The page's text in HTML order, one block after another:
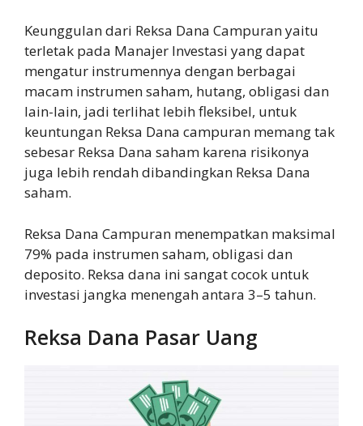
Keunggulan dari Reksa Dana Campuran yaitu
terletak pada Manajer Investasi yang dapat
mengatur instrumennya dengan berbagai
macam instrumen saham, hutang, obligasi dan
lain-lain, jadi terlihat lebih fleksibel, untuk
keuntungan Reksa Dana campuran memang tak
sebesar Reksa Dana saham karena risikonya
juga lebih rendah dibandingkan Reksa Dana
saham.
Reksa Dana Campuran menempatkan maksimal
79% pada instrumen saham, obligasi dan
deposito. Reksa dana ini sangat cocok untuk
investasi jangka menengah antara 3–5 tahun.
Reksa Dana Pasar Uang